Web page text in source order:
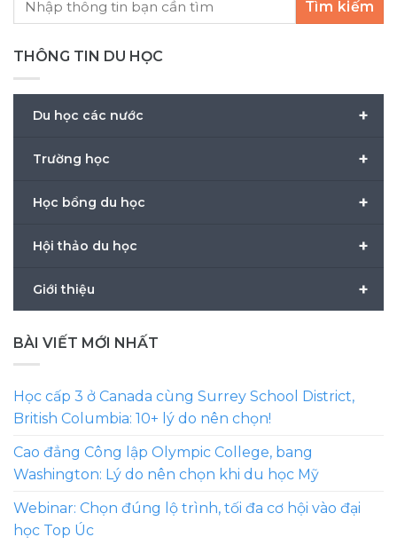
Tìm kiếm
THÔNG TIN DU HỌC
+
Du học các nước
+
Trường học
+
Học bổng du học
+
Hội thảo du học
+
Giới thiệu
BÀI VIẾT MỚI NHẤT
Học cấp 3 ở Canada cùng Surrey School District,
British Columbia: 10+ lý do nên chọn!
Cao đẳng Công lập Olympic College, bang
Washington: Lý do nên chọn khi du học Mỹ
Webinar: Chọn đúng lộ trình, tối đa cơ hội vào đại
học Top Úc